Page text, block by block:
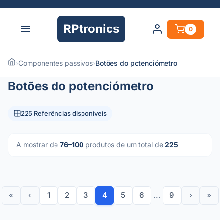
RPtronics 0
›Componentes passivos›Botões do potenciómetro
Botões do potenciómetro
225 Referências disponíveis
A mostrar de 76–100 produtos de um total de 225
« ‹ 1 2 3 4 5 6 ... 9 › »